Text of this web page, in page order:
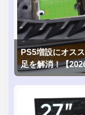
PS5増設にオス
足を解消！【